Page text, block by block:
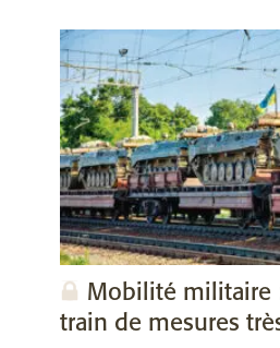
Mobilité militaire
train de mesures